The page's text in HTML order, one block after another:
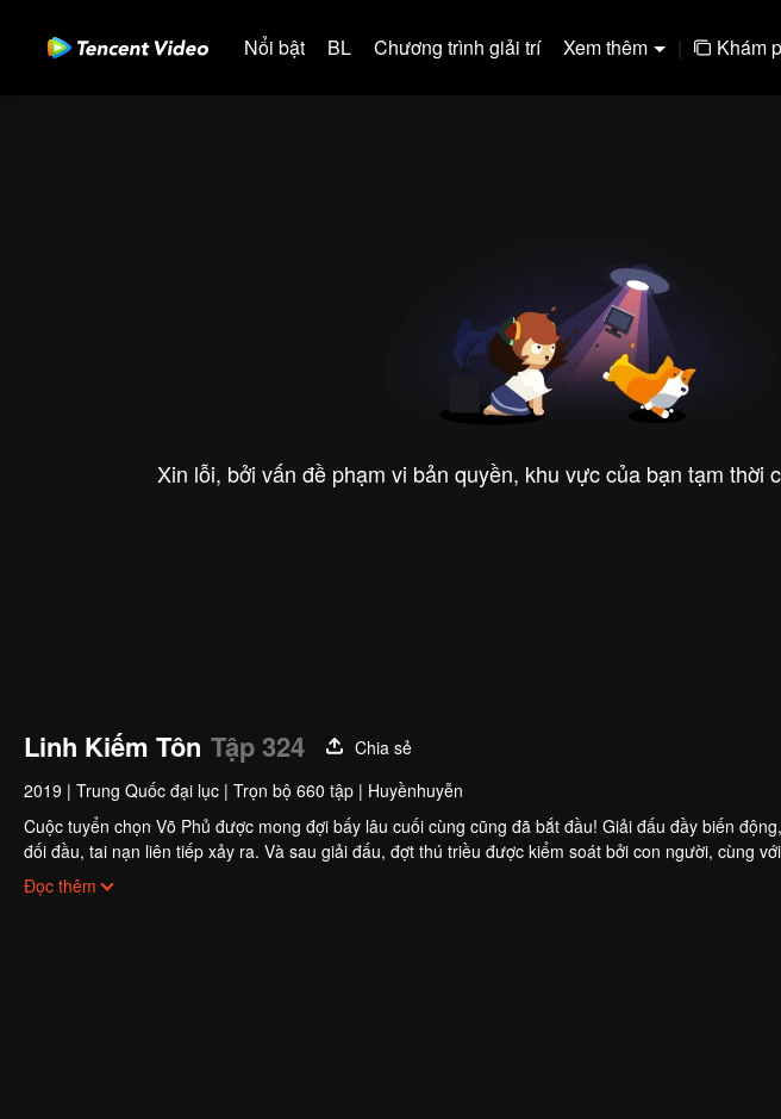
Nổi bật BL Chương trình giải trí Xem thêm | Khám
Xin lỗi, bởi vấn đề phạm vi bản quyền, khu vực của bạn tạm thời
Linh Kiếm Tôn Tập 324
Chia sẻ
2019 | Trung Quốc đại lục | Trọn bộ 660 tập | Huyềnhuyễn
Cuộc tuyển chọn Võ Phủ được mong đợi bấy lâu cuối cùng cũng đã bắt đầu! Giải đấu đầy biến
đối đầu, tai nạn liên tiếp xảy ra. Và sau giải đấu, đợt thú triều được kiểm soát bởi con người, cùng
đều hé lộ một môn phái ám sát bí ẩn và hùng mạnh – Thiên Diễn Môn. Hãy cùng xem Sở Hành Vân
không gì cản nổi trong cuộc ám sát đầy hiểm nguy này!
Đọc thêm